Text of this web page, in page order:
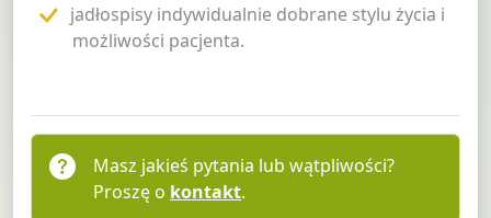
jadłospisy indywidualnie dobrane stylu życia i
możliwości pacjenta.
Masz jakieś pytania lub wątpliwości?
Proszę o kontakt.